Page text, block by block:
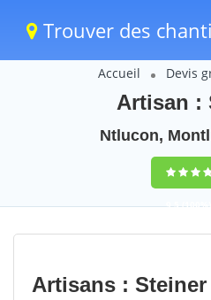
Trouver des
Accueil Devis
Artisan :
Ntlucon,
9,5
votes
Artisans : Steiner